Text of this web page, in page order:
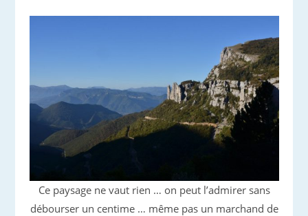
Ce paysage ne vaut rien … on peut l’admirer sans
débourser un centime … même pas un marchand de